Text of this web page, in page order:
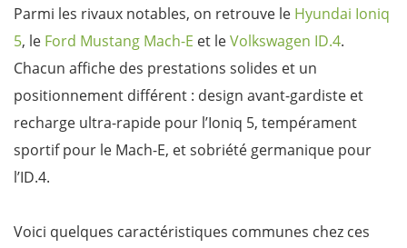
Parmi les rivaux notables, on retrouve le Hyundai Ioniq
5, le Ford Mustang Mach-E et leVolkswagen ID.4.
Chacun affiche des prestations solides et un
positionnement différent : design avant-gardiste et
recharge ultra-rapide pour l’Ioniq 5, tempérament
sportif pour le Mach-E, et sobriété germanique pour
l’ID.4.
Voici quelques caractéristiques communes chez ces